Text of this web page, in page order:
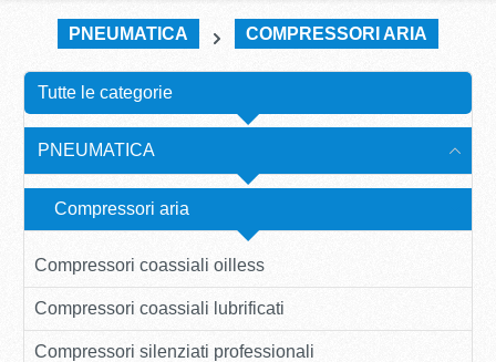
PNEUMATICA COMPRESSORI ARIA
Tutte le categorie
PNEUMATICA
Compressori aria
Compressori coassiali oilless
Compressori coassiali lubrificati
Compressori silenziati professionali